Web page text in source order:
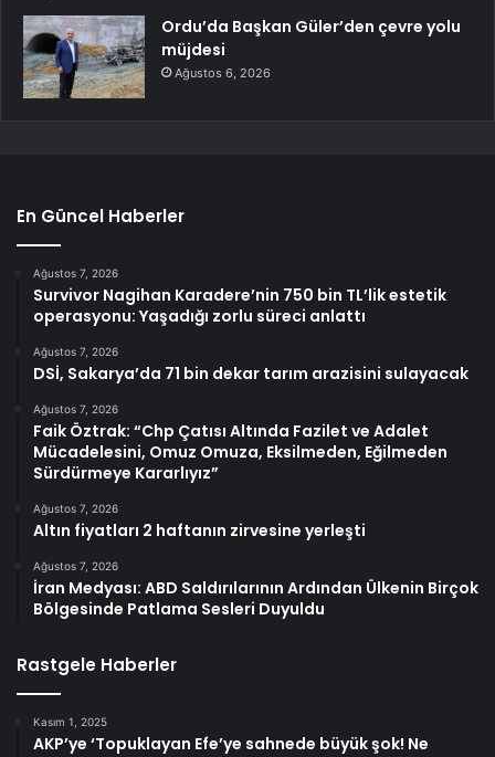
Ordu’da Başkan Güler’den çevre yolu
müjdesi
Ağustos 6, 2026
En Güncel Haberler
Ağustos 7, 2026
Survivor Nagihan Karadere’nin 750 bin TL’lik estetik
operasyonu: Yaşadığı zorlu süreci anlattı
Ağustos 7, 2026
DSİ, Sakarya’da 71 bin dekar tarım arazisini sulayacak
Ağustos 7, 2026
Faik Öztrak: “Chp Çatısı Altında Fazilet ve Adalet
Mücadelesini, Omuz Omuza, Eksilmeden, Eğilmeden
Sürdürmeye Kararlıyız”
Ağustos 7, 2026
Altın fiyatları 2 haftanın zirvesine yerleşti
Ağustos 7, 2026
İran Medyası: ABD Saldırılarının Ardından Ülkenin Birçok
Bölgesinde Patlama Sesleri Duyuldu
Rastgele Haberler
Kasım 1, 2025
AKP’ye ‘Topuklayan Efe’ye sahnede büyük şok! Ne